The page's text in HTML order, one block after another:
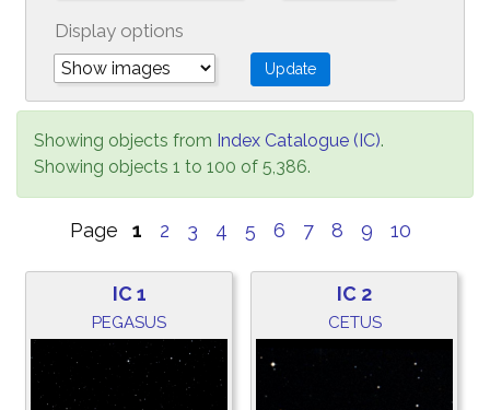
Display options
Showing objects from Index Catalogue (IC).
Showing objects 1 to 100 of 5,386.
Page 1 2 3 4 5 6 7 8 9 10
IC 1
PEGASUS
IC 2
CETUS